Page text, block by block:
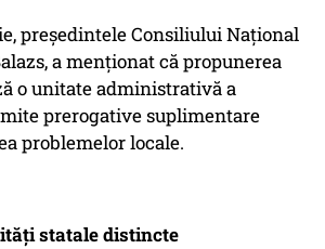
preşedintele Consiliului Naţional
a menţionat că propunerea
o unitate administrativă a
prerogative suplimentare
problemelor locale.
statale distincte